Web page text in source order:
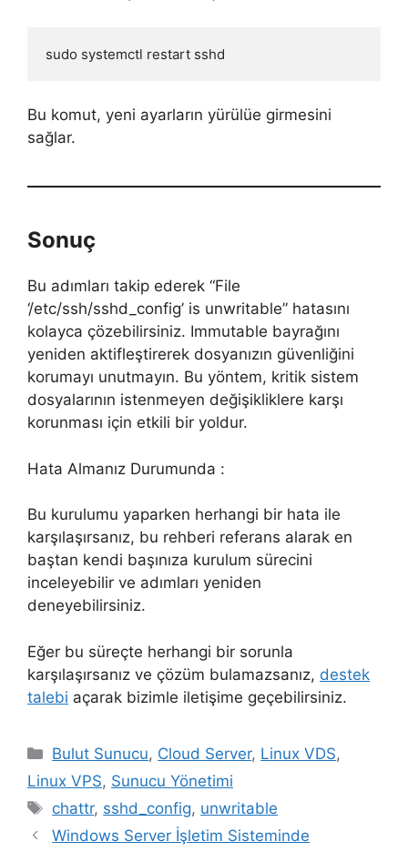
sudo systemctl restart sshd
Bu komut, yeni ayarların yürülüe girmesini
sağlar.
Sonuç
Bu adımları takip ederek “File
‘/etc/ssh/sshd_config’ is unwritable” hatasını
kolayca çözebilirsiniz. Immutable bayrağını
yeniden aktifleştirerek dosyanızın güvenliğini
korumayı unutmayın. Bu yöntem, kritik sistem
dosyalarının istenmeyen değişikliklere karşı
korunması için etkili bir yoldur.
Hata Almanız Durumunda :
Bu kurulumu yaparken herhangi bir hata ile
karşılaşırsanız, bu rehberi referans alarak en
baştan kendi başınıza kurulum sürecini
inceleyebilir ve adımları yeniden
deneyebilirsiniz.
Eğer bu süreçte herhangi bir sorunla
karşılaşırsanız ve çözüm bulamazsanız, destek
talebi açarak bizimle iletişime geçebilirsiniz.
Kategoriler
Bulut Sunucu, Cloud Server, Linux VDS,
Linux VPS, Sunucu Yönetimi
Etiketler
chattr, sshd_config, unwritable
Windows Server İşletim Sisteminde